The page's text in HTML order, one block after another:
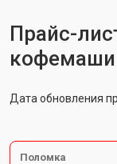
Прайс-
Дата обновления
Поломка